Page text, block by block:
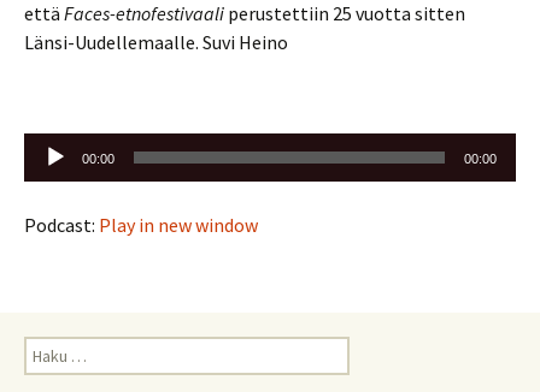
että Faces-etnofestivaali perustettiin 25 vuotta sitten
Länsi-Uudellemaalle. Suvi Heino
Äänitoistin
00:00 00:00
Podcast: Play in new window
Haku: